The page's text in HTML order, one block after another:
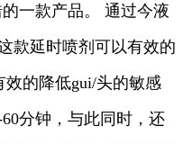
一款产品。 通过今液
款延时喷剂可以有效的
的降低gui/头的敏感
分钟，与此同时，还